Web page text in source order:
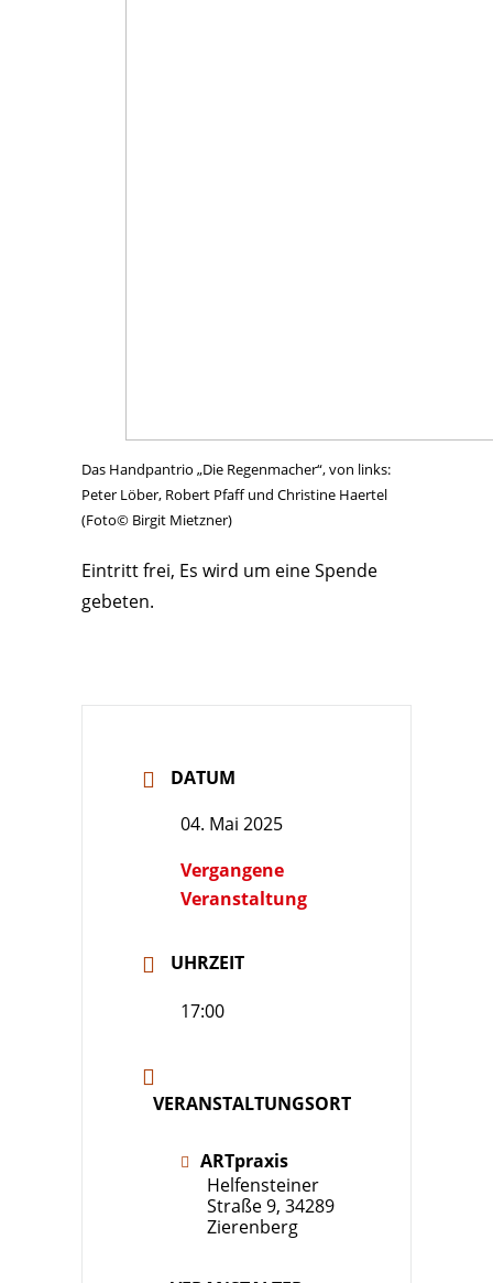
Das Handpantrio „Die Regenmacher“, von links:
Peter Löber, Robert Pfaff und Christine Haertel
(Foto© Birgit Mietzner)
Eintritt frei, Es wird um eine Spende
gebeten.
DATUM
04. Mai 2025
Vergangene
Veranstaltung
UHRZEIT
17:00
VERANSTALTUNGSORT
ARTpraxis
Helfensteiner
Straße 9, 34289
Zierenberg